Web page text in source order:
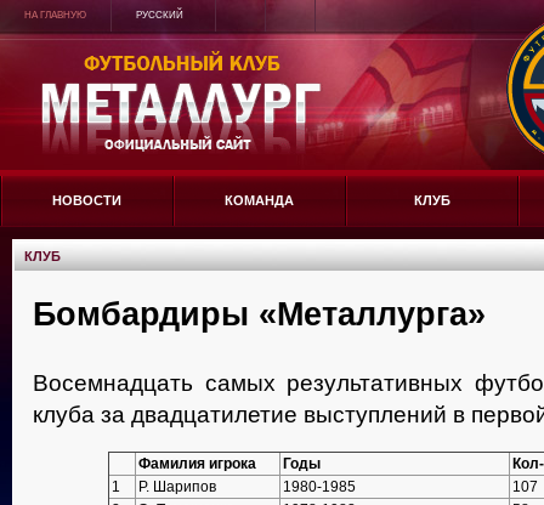
НА ГЛАВНУЮ РУССКИЙ
НОВОСТИ КОМАНДА КЛУБ
КЛУБ
Бомбардиры «Металлурга»
Восемнадцать самых результативных
клуба за двадцатилетие выступлений в
Фамилия игрока Годы
1
Р. Шарипов 1980-1985
107